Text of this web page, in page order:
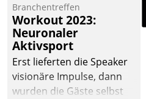
Mammutprojekte
meistern und Workloads
wuppen – bei zunehmend
anspruchsvollen
Aufgaben und
abnehmendem
Branchentreffen
Workout 2023:
Neuronaler
Aktivsport
Erst lieferten die Speaker
visionäre Impulse, dann
wurden die Gäste selbst